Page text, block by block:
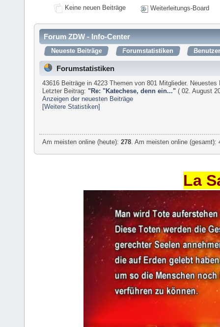
Keine neuen Beiträge Weiterleitungs-Board
Forum ZDW - Info-Center
Neueste Beiträge Forumstatistiken
Forumstatistiken
43616 Beiträge in 4223 Themen von 801 Mitglieder.
Letzter Beitrag: "Re: "Katechese, denn ein..." ( 02. August
Anzeigen der neuesten Beiträge
[Weitere Statistiken]
Am meisten online (heute):278 . Am meisten online
La